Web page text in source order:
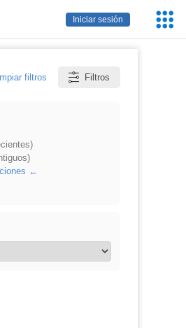
Iniciar sesión
filtros Filtros